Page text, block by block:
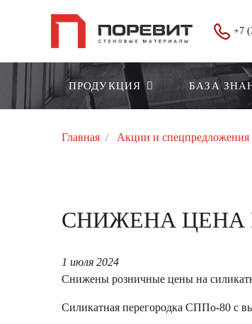
+7
ПРОДУКЦИЯ БАЗА
Главная Акции и спецпредложения
СНИЖЕНА ЦЕНА
1 июля 2024
Снижены розничные цены на
Силикатная перегородка СППо-80 с